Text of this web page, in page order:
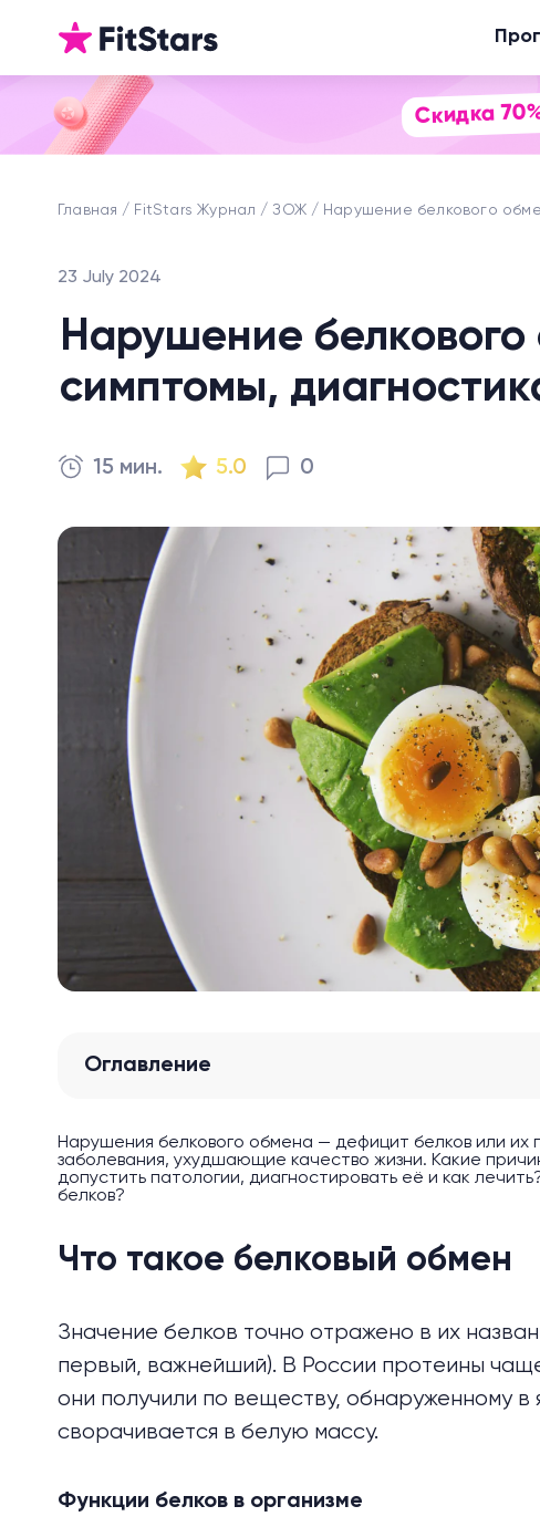
Скидка
Главная FitStars Журнал ЗОЖ Нарушение белкового
23 July 2024
Нарушение
симптомы,
15 мин. 5.0 0
Оглавление
Нарушения белкового обмена — дефицит белков или их
заболевания, ухудшающие качество жизни. Какие
допустить патологии, диагностировать её и как
белков?
Что такое белковый обмен
Значение белков точно отражено в их
первый, важнейший). В России протеины
они получили по веществу, обнаруженному в
сворачивается в белую массу.
Функции белков в организме